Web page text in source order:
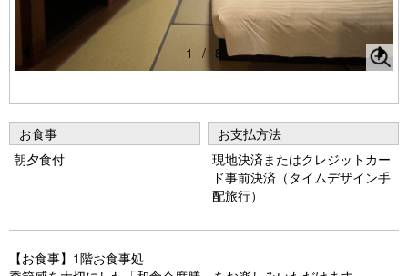
Pr
e
vi
o
N
e
xt
1 / 8
お食事
朝夕食付
お支払方法
現地決済またはクレジットカー
ド事前決済（タイムデザイン手
配旅行）
【お食事】1階お食事処